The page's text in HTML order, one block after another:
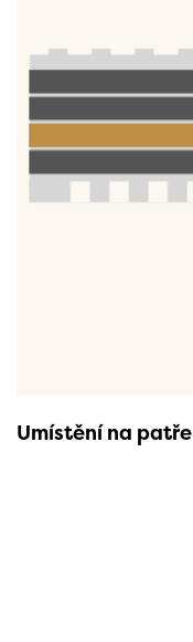
Umístění na patře